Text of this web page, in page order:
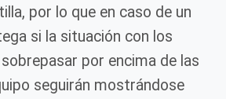
por lo que en caso de un
si la situación con los
por encima de las
seguirán mostrándose